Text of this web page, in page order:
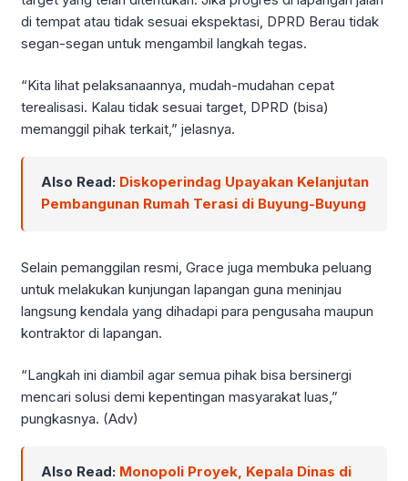
di tempat atau tidak sesuai ekspektasi, DPRD Berau tidak
segan-segan untuk mengambil langkah tegas.
“Kita lihat pelaksanaannya, mudah-mudahan cepat
terealisasi. Kalau tidak sesuai target, DPRD (bisa)
memanggil pihak terkait,” jelasnya.
Also Read: Diskoperindag Upayakan Kelanjutan
Pembangunan Rumah Terasi di Buyung-Buyung
Selain pemanggilan resmi, Grace juga membuka peluang
untuk melakukan kunjungan lapangan guna meninjau
langsung kendala yang dihadapi para pengusaha maupun
kontraktor di lapangan.
“Langkah ini diambil agar semua pihak bisa bersinergi
mencari solusi demi kepentingan masyarakat luas,”
pungkasnya. (Adv)
Also Read: Monopoli Proyek, Kepala Dinas di